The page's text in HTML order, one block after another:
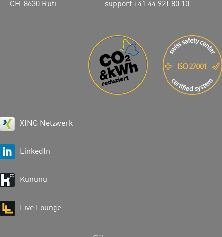
CH-8630 Rüti
support +41 44 921 80 10
XING Netzwerk
LinkedIn
Kununu
Live Lounge